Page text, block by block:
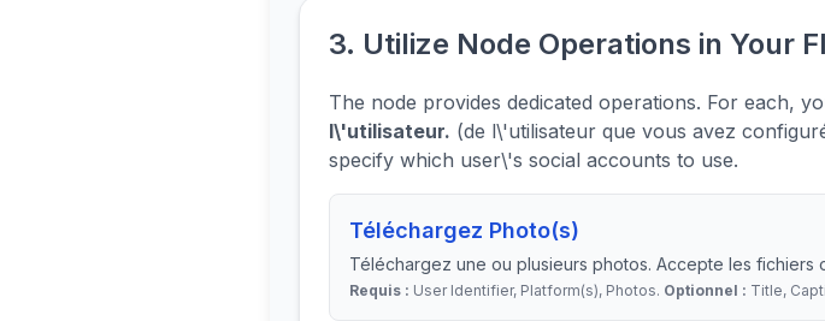
3. Utilize Node Operations in Your
The node provides dedicated operations. For each,
l\'utilisateur. (de l\'utilisateur que vous avez
specify which user\'s social accounts to use.
Téléchargez Photo(s)
Téléchargez une ou plusieurs photos. Accepte les fichiers
Requis : User Identifier, Platform(s), Photos. Optionnel : Title,